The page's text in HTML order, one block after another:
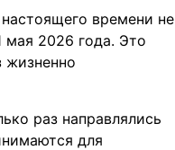
времени не
мая 2026 года. Это
жизненно
раз направлялись
для